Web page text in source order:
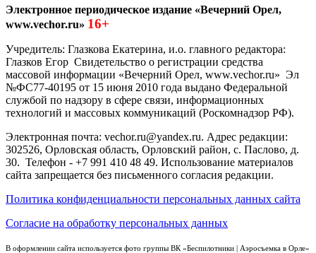
Электронное периодическое издание «Вечерний Орел,
www.vechor.ru» 16+
Учредитель: Глазкова Екатерина, и.о. главного редактора:
Глазков Егор Свидетельство о регистрации средства
массовой информации «Вечерний Орел, www.vechor.ru» Эл
№ФС77-40195 от 15 июня 2010 года выдано Федеральной
службой по надзору в сфере связи, информационных
технологий и массовых коммуникаций (Роскомнадзор РФ).
Электронная почта: vechor.ru@yandex.ru. Адрес редакции:
302526, Орловская область, Орловский район, с. Паслово, д.
30. Телефон - +7 991 410 48 49. Использование материалов
сайта запрещается без письменного согласия редакции.
Политика конфиденциальности персональных данных сайта
Согласие на обработку персональных данных
В оформлении сайта используется фото группы ВК «Беспилотники | Аэросъемка в Орле»